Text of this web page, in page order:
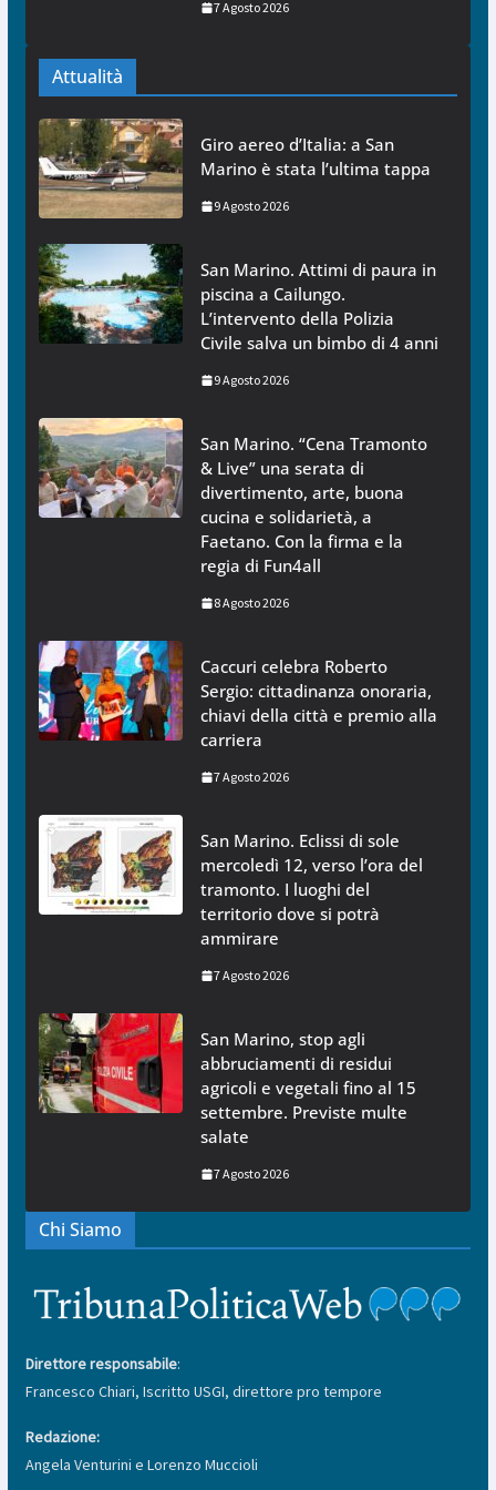
7 Agosto 2026
Attualità
Giro aereo d’Italia: a San
Marino è stata l’ultima tappa
9 Agosto 2026
San Marino. Attimi di paura in
piscina a Cailungo.
L’intervento della Polizia
Civile salva un bimbo di 4 anni
9 Agosto 2026
San Marino. “Cena Tramonto
& Live” una serata di
divertimento, arte, buona
cucina e solidarietà, a
Faetano. Con la firma e la
regia di Fun4all
8 Agosto 2026
Caccuri celebra Roberto
Sergio: cittadinanza onoraria,
chiavi della città e premio alla
carriera
7 Agosto 2026
San Marino. Eclissi di sole
mercoledì 12, verso l’ora del
tramonto. I luoghi del
territorio dove si potrà
ammirare
7 Agosto 2026
San Marino, stop agli
abbruciamenti di residui
agricoli e vegetali fino al 15
settembre. Previste multe
salate
7 Agosto 2026
Chi Siamo
Direttore responsabile:
Francesco Chiari, Iscritto USGI, direttore pro tempore
Redazione:
Angela Venturini e Lorenzo Muccioli